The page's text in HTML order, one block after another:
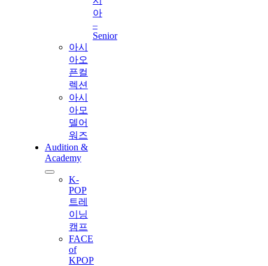
아
–
Senior
아시
아오
픈컬
렉션
아시
아모
델어
워즈
Audition &
Academy
K-
POP
트레
이닝
캠프
FACE
of
KPOP